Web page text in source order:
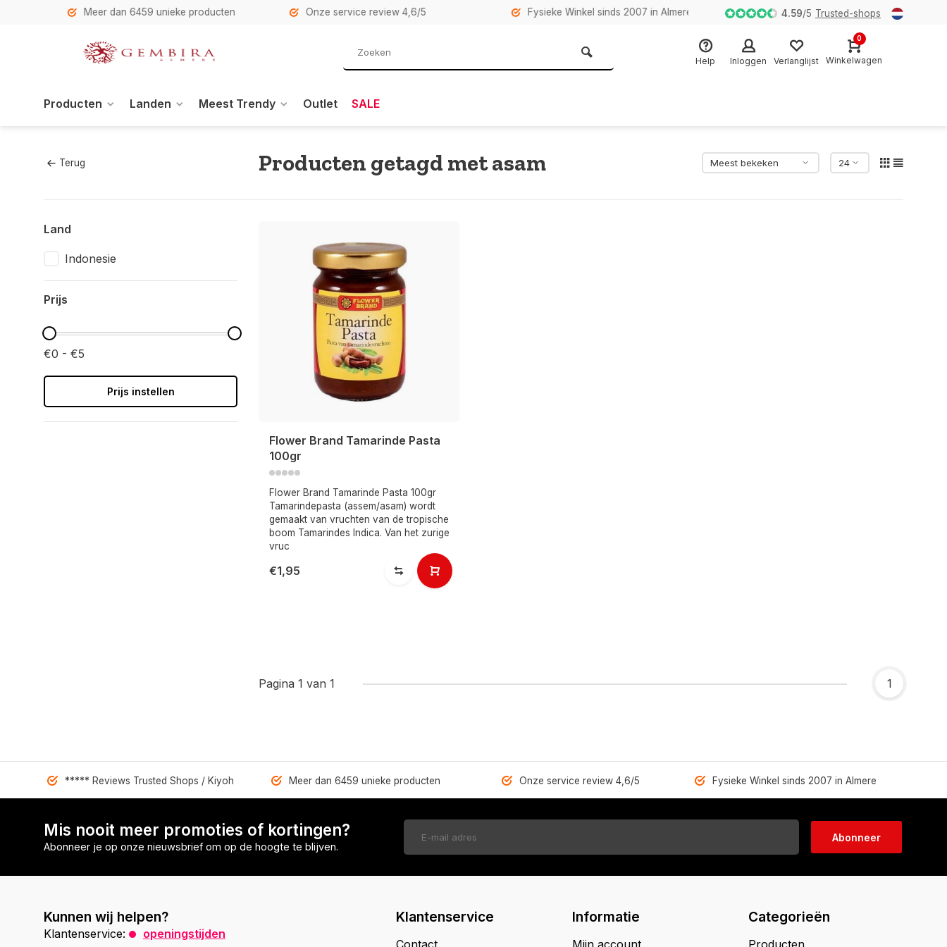
Meer dan 6459 unieke producten Onze service review 4,6/5 Fysieke Winkel sinds 2007 in Almere 4.59/5 Trusted-shops
Help Inloggen Verlanglijst
0
Winkelwagen
Producten Landen Meest Trendy Outlet SALE
Terug Producten getagd met asam
Land
Indonesie
Prijs
€0 - €5
Prijs instellen
Flower Brand Tamarinde Pasta
100gr
Flower Brand Tamarinde Pasta 100gr
Tamarindepasta (assem/asam) wordt
gemaakt van vruchten van de tropische
boom Tamarindes Indica. Van het zurige
vruc
€1,95
Pagina 1 van 1 1
***** Reviews Trusted Shops / Kiyoh Meer dan 6459 unieke producten Onze service review 4,6/5 Fysieke Winkel sinds 2007 in Almere
Mis nooit meer promoties of kortingen?
Abonneer je op onze nieuwsbrief om op de hoogte te blijven.
Abonneer
Kunnen wij helpen?
Klantenservice: openingstijden
Klantenservice
Contact
Informatie
Mijn account
Categorieën
Producten